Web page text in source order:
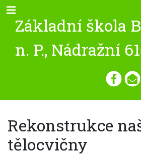
Základní škola
n. P., Nádražní
Rekonstrukce
tělocvičny